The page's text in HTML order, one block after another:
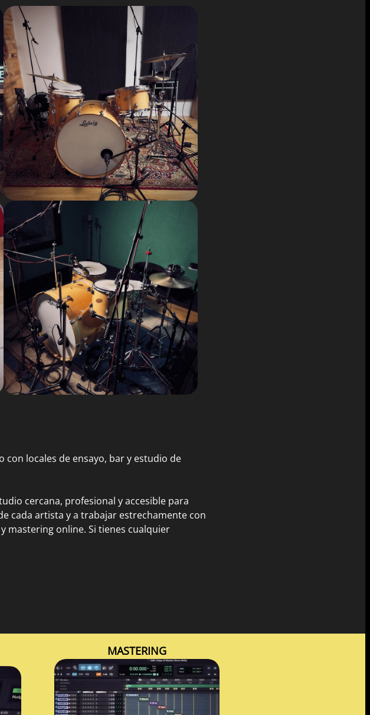
con locales de ensayo, bar y estudio de
cercana, profesional y accesible para
cada artista y a trabajar estrechamente con
mastering online. Si tienes cualquier
MASTERING